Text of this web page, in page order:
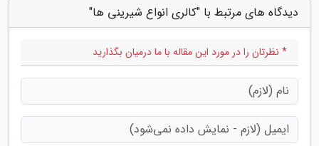
دیدگاه های مرتبط با "کالری انواع شیرینی ها"
* نظرتان را در مورد این مقاله با ما درمیان بگذارید